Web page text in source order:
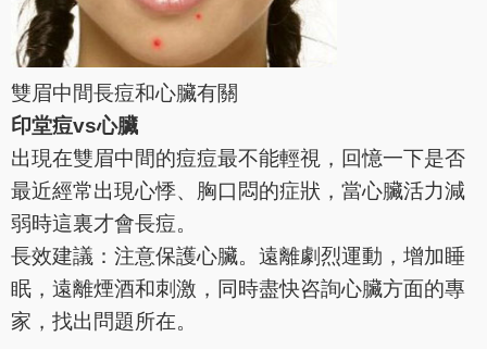
雙眉中間長痘和心臟有關
印堂痘vs心臟
出現在雙眉中間的痘痘最不能輕視，回憶一下是否
最近經常出現心悸、胸口悶的症狀，當心臟活力減
弱時這裏才會長痘。
長效建議：注意保護心臟。遠離劇烈運動，增加睡
眠，遠離煙酒和刺激，同時盡快咨詢心臟方面的專
家，找出問題所在。